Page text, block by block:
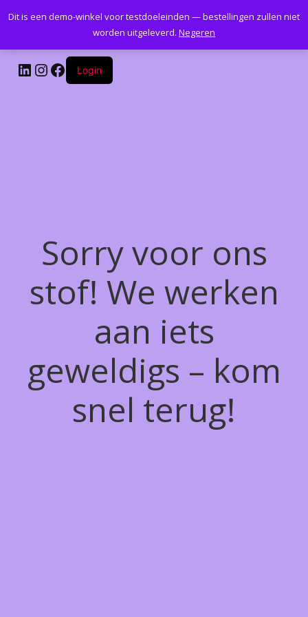
Kantoormeubelenplus.com
LinkedIn
Instagram
Facebook
Login
Sorry voor ons
stof! We werken
aan iets
geweldigs – kom
snel terug!
Dit is een demo-winkel voor testdoeleinden — bestellingen zullen niet
worden uitgeleverd. Negeren